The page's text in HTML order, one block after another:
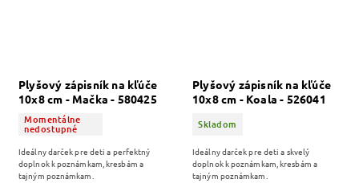
Plyšový zápisník na kľúče
10x8 cm - Mačka - 580425
Momentálne
nedostupné
Ideálny darček pre deti a perfektný
doplnok k poznámkam, kresbám a
tajným poznámkam.
Plyšový zápisník na kľúče
10x8 cm - Koala - 526041
Skladom
Ideálny darček pre deti a skvelý
doplnok k poznámkam, kresbám a
tajným poznámkam.